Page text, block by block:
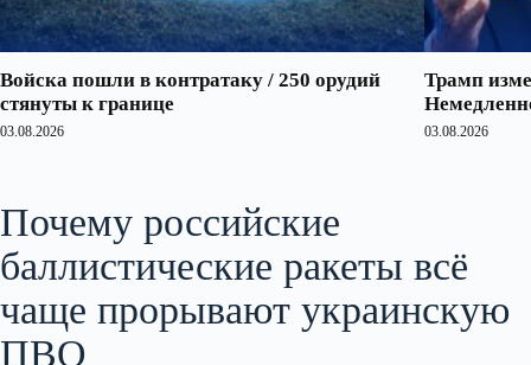
Войска пошли в контратаку / 250 орудий
стянуты к границе
03.08.2026
Трамп
03.08.2026
Почему российские
баллистические ракеты всё
чаще прорывают украинскую
ПВО